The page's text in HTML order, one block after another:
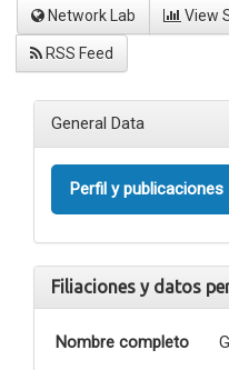
Network Lab View
RSS Feed
General Data
Perfil y publicaciones
Filiaciones y datos
Nombre completo